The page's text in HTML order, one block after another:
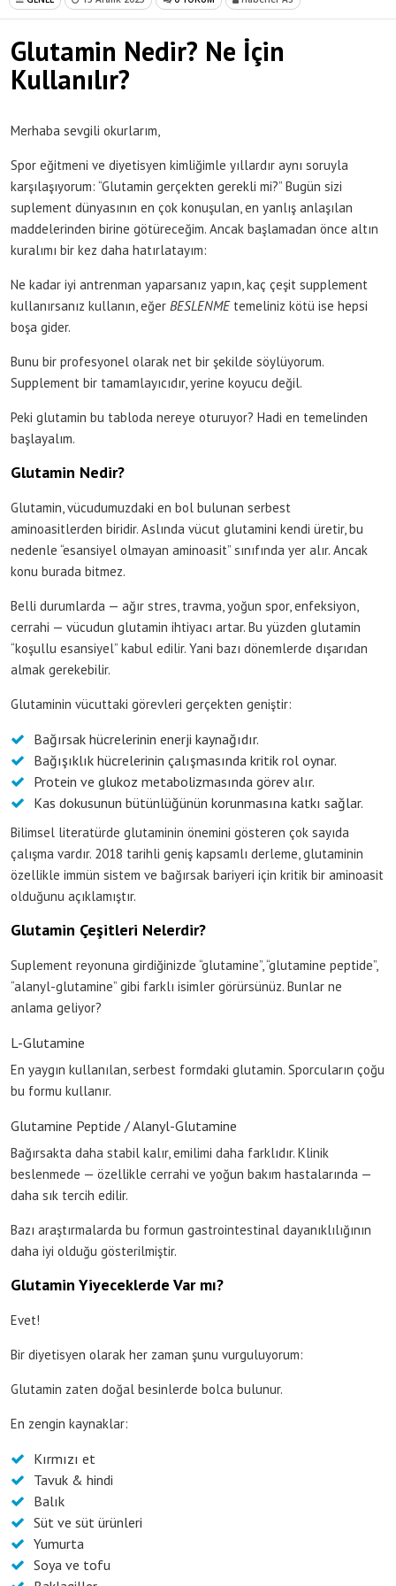
Glutamin Nedir? Ne İçin
Kullanılır?
Merhaba sevgili okurlarım,
Spor eğitmeni ve diyetisyen kimliğimle yıllardır aynı soruyla
karşılaşıyorum: “Glutamin gerçekten gerekli mi?” Bugün sizi
suplement dünyasının en çok konuşulan, en yanlış anlaşılan
maddelerinden birine götüreceğim. Ancak başlamadan önce altın
kuralımı bir kez daha hatırlatayım:
Ne kadar iyi antrenman yaparsanız yapın, kaç çeşit supplement
kullanırsanız kullanın, eğer BESLENMEtemeliniz kötü ise hepsi
boşa gider.
Bunu bir profesyonel olarak net bir şekilde söylüyorum.
Supplement bir tamamlayıcıdır, yerine koyucu değil.
Peki glutamin bu tabloda nereye oturuyor? Hadi en temelinden
başlayalım.
Glutamin Nedir?
Glutamin, vücudumuzdaki en bol bulunan serbest
aminoasitlerden biridir. Aslında vücut glutamini kendi üretir, bu
nedenle “esansiyel olmayan aminoasit” sınıfında yer alır. Ancak
konu burada bitmez.
Belli durumlarda — ağır stres, travma, yoğun spor, enfeksiyon,
cerrahi — vücudun glutamin ihtiyacı artar. Bu yüzden glutamin
“koşullu esansiyel” kabul edilir. Yani bazı dönemlerde dışarıdan
almak gerekebilir.
Glutaminin vücuttaki görevleri gerçekten geniştir:
Bağırsak hücrelerinin enerji kaynağıdır.
Bağışıklık hücrelerinin çalışmasında kritik rol oynar.
Protein ve glukoz metabolizmasında görev alır.
Kas dokusunun bütünlüğünün korunmasına katkı sağlar.
Bilimsel literatürde glutaminin önemini gösteren çok sayıda
çalışma vardır. 2018 tarihli geniş kapsamlı derleme, glutaminin
özellikle immün sistem ve bağırsak bariyeri için kritik bir aminoasit
olduğunu açıklamıştır.
Glutamin Çeşitleri Nelerdir?
Suplement reyonuna girdiğinizde “glutamine”, “glutamine peptide”,
“alanyl-glutamine” gibi farklı isimler görürsünüz. Bunlar ne
anlama geliyor?
L-Glutamine
En yaygın kullanılan, serbest formdaki glutamin. Sporcuların çoğu
bu formu kullanır.
Glutamine Peptide / Alanyl-Glutamine
Bağırsakta daha stabil kalır, emilimi daha farklıdır. Klinik
beslenmede — özellikle cerrahi ve yoğun bakım hastalarında —
daha sık tercih edilir.
Bazı araştırmalarda bu formun gastrointestinal dayanıklılığının
daha iyi olduğu gösterilmiştir.
Glutamin Yiyeceklerde Var mı?
Evet!
Bir diyetisyen olarak her zaman şunu vurguluyorum:
Glutamin zaten doğal besinlerde bolca bulunur.
En zengin kaynaklar:
Kırmızı et
Tavuk & hindi
Balık
Süt ve süt ürünleri
Yumurta
Soya ve tofu